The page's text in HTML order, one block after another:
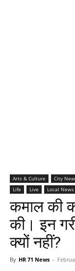
Arts & Culture City
Life
Live Local News
कमाल की
की। इन
क्यों नहीं?
By HR 71 News -